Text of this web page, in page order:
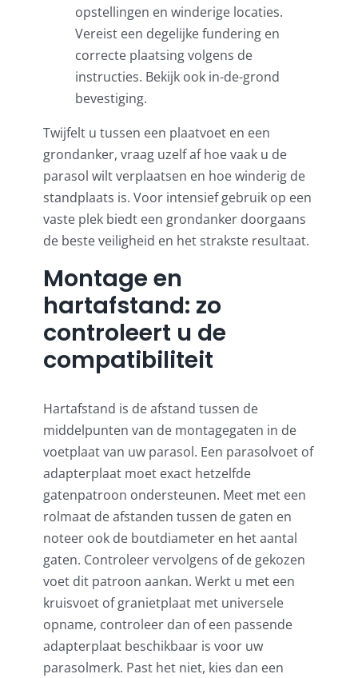
opstellingen en winderige locaties.
Vereist een degelijke fundering en
correcte plaatsing volgens de
instructies. Bekijk ook in-de-grond
bevestiging.
Twijfelt u tussen een plaatvoet en een
grondanker, vraag uzelf af hoe vaak u de
parasol wilt verplaatsen en hoe winderig de
standplaats is. Voor intensief gebruik op een
vaste plek biedt een grondanker doorgaans
de beste veiligheid en het strakste resultaat.
Montage en
hartafstand: zo
controleert u de
compatibiliteit
Hartafstand is de afstand tussen de
middelpunten van de montagegaten in de
voetplaat van uw parasol. Een parasolvoet of
adapterplaat moet exact hetzelfde
gatenpatroon ondersteunen. Meet met een
rolmaat de afstanden tussen de gaten en
noteer ook de boutdiameter en het aantal
gaten. Controleer vervolgens of de gekozen
voet dit patroon aankan. Werkt u met een
kruisvoet of granietplaat met universele
opname, controleer dan of een passende
adapterplaat beschikbaar is voor uw
parasolmerk. Past het niet, kies dan een